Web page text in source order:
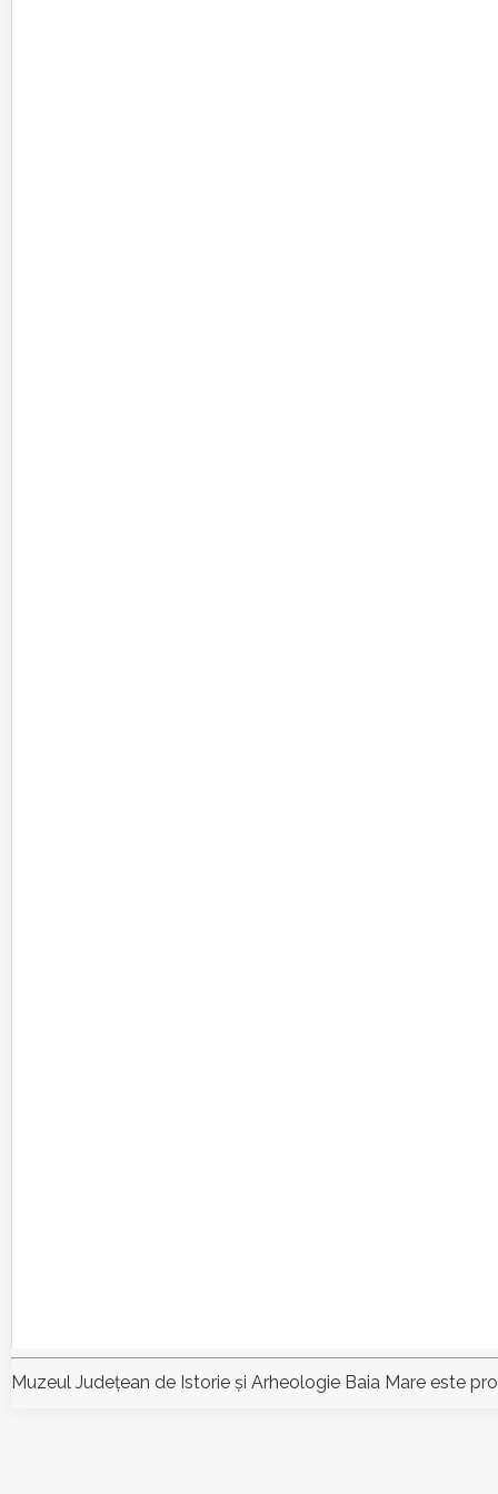
Muzeul Judeţean de Istorie şi Arheologie Baia Mare este